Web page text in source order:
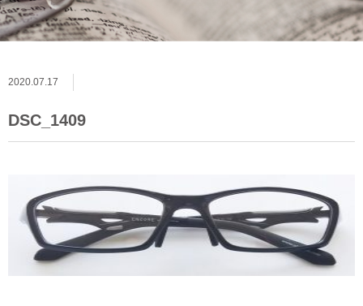
2020.07.17
DSC_1409